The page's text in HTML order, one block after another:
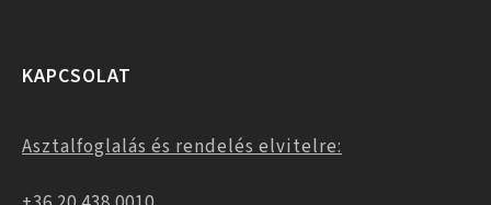
KAPCSOLAT
Asztalfoglalás és rendelés elvitelre: